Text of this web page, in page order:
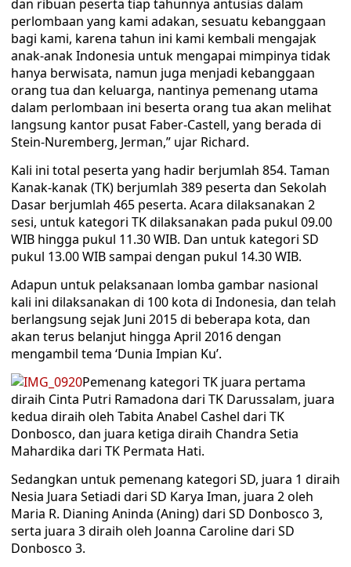
dan ribuan peserta tiap tahunnya antusias dalam
perlombaan yang kami adakan, sesuatu kebanggaan
bagi kami, karena tahun ini kami kembali mengajak
anak-anak Indonesia untuk mengapai mimpinya tidak
hanya berwisata, namun juga menjadi kebanggaan
orang tua dan keluarga, nantinya pemenang utama
dalam perlombaan ini beserta orang tua akan melihat
langsung kantor pusat Faber-Castell, yang berada di
Stein-Nuremberg, Jerman,” ujar Richard.
Kali ini total peserta yang hadir berjumlah 854. Taman
Kanak-kanak (TK) berjumlah 389 peserta dan Sekolah
Dasar berjumlah 465 peserta. Acara dilaksanakan 2
sesi, untuk kategori TK dilaksanakan pada pukul 09.00
WIB hingga pukul 11.30 WIB. Dan untuk kategori SD
pukul 13.00 WIB sampai dengan pukul 14.30 WIB.
Adapun untuk pelaksanaan lomba gambar nasional
kali ini dilaksanakan di 100 kota di Indonesia, dan telah
berlangsung sejak Juni 2015 di beberapa kota, dan
akan terus belanjut hingga April 2016 dengan
mengambil tema ‘Dunia Impian Ku’.
Pemenang kategori TK juara pertama
diraih Cinta Putri Ramadona dari TK Darussalam, juara
kedua diraih oleh Tabita Anabel Cashel dari TK
Donbosco, dan juara ketiga diraih Chandra Setia
Mahardika dari TK Permata Hati.
Sedangkan untuk pemenang kategori SD, juara 1 diraih
Nesia Juara Setiadi dari SD Karya Iman, juara 2 oleh
Maria R. Dianing Aninda (Aning) dari SD Donbosco 3,
serta juara 3 diraih oleh Joanna Caroline dari SD
Donbosco 3.